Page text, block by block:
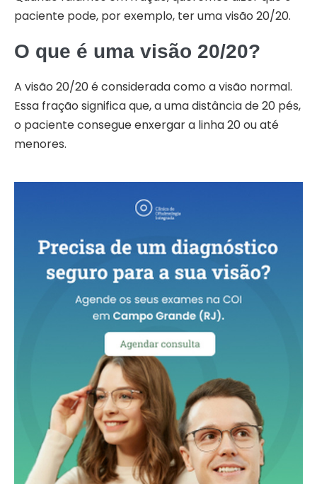
paciente pode, por exemplo, ter uma visão 20/20.
O que é uma visão 20/20?
A visão 20/20 é considerada como a visão normal.
Essa fração significa que, a uma distância de 20 pés,
o paciente consegue enxergar a linha 20 ou até
menores.